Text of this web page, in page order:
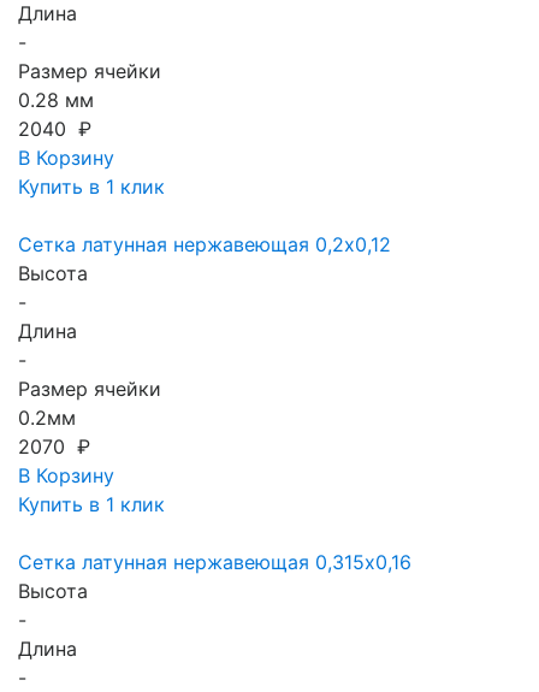
Длина
-
Размер ячейки
0.28 мм
2040 ₽
В Корзину
Купить в 1 клик
Сетка латунная нержавеющая 0,2x0,12
Высота
-
Длина
-
Размер ячейки
0.2мм
2070 ₽
В Корзину
Купить в 1 клик
Сетка латунная нержавеющая 0,315x0,16
Высота
-
Длина
-